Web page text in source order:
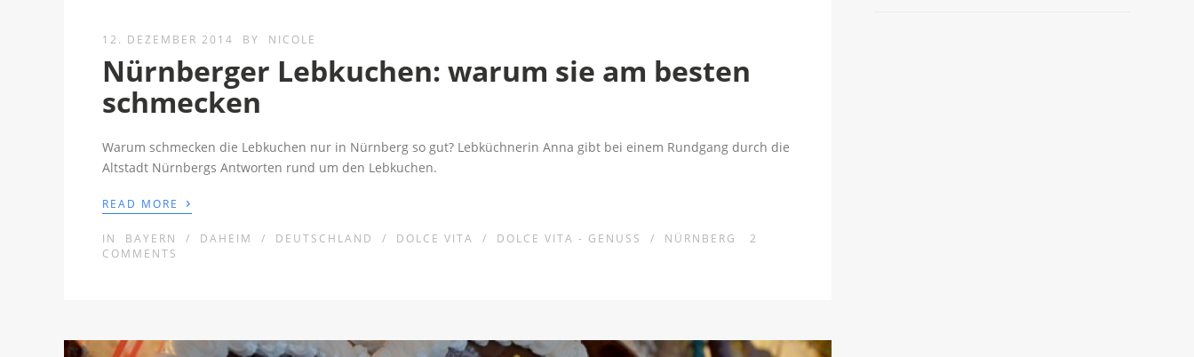
12. DEZEMBER 2014 BY NICOLE
Nürnberger Lebkuchen: warum sie am besten
schmecken
Warum schmecken die Lebkuchen nur in Nürnberg so gut? Lebküchnerin Anna gibt bei einem Rundgang durch die
Altstadt Nürnbergs Antworten rund um den Lebkuchen.
READ MORE ›
IN BAYERN / DAHEIM / DEUTSCHLAND / DOLCE VITA / DOLCE VITA - GENUSS / NÜRNBERG
2
COMMENTS